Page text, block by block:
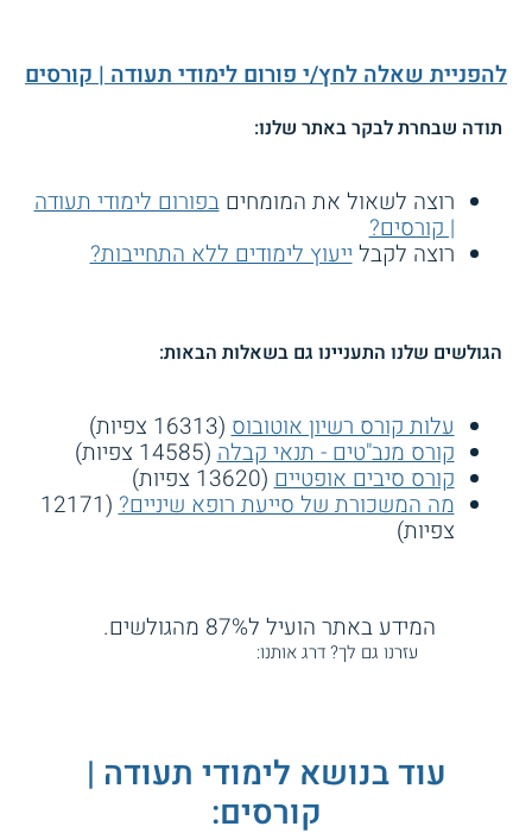
להפניית שאלה לחץ/י פורום לימודי תעודה | קורסים
תודה שבחרת לבקר באתר שלנו:
רוצה לשאול את המומחיםבפורום לימודי תעודה
| קורסים?
רוצה לקבלייעוץ לימודים ללא התחייבות?
הגולשים שלנו התעניינו גם בשאלות הבאות:
עלות קורס רשיון אוטובוס(16313 צפיות)
קורס מנב"טים - תנאי קבלה(14585 צפיות)
קורס סיבים אופטיים(13620 צפיות)
מה המשכורת של סייעת רופא שיניים? (12171
צפיות)
המידע באתר הועיל ל87% מהגולשים.
עזרנו גם לך? דרג אותנו:
עוד בנושא לימודי תעודה |
קורסים: